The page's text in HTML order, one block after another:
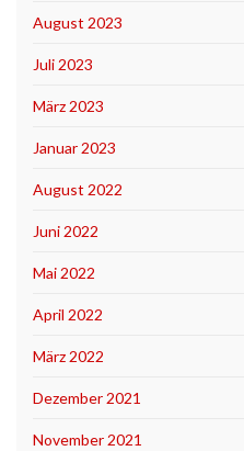
August 2023
Juli 2023
März 2023
Januar 2023
August 2022
Juni 2022
Mai 2022
April 2022
März 2022
Dezember 2021
November 2021